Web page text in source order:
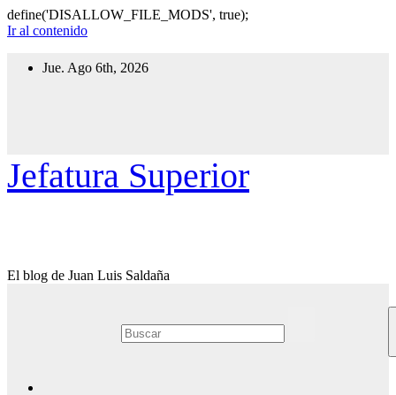
define('DISALLOW_FILE_MODS', true);
Ir al contenido
Jue. Ago 6th, 2026
Jefatura Superior
El blog de Juan Luis Saldaña